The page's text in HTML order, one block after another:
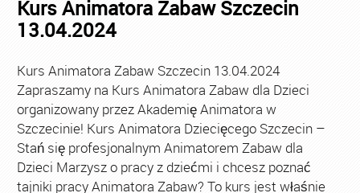
Kurs Animatora Zabaw Szczecin
13.04.2024
Kurs Animatora Zabaw Szczecin 13.04.2024
Zapraszamy na Kurs Animatora Zabaw dla Dzieci
organizowany przez Akademię Animatora w
Szczecinie! Kurs Animatora Dziecięcego Szczecin –
Stań się profesjonalnym Animatorem Zabaw dla
Dzieci Marzysz o pracy z dziećmi i chcesz poznać
tajniki pracy Animatora Zabaw? To kurs jest właśnie